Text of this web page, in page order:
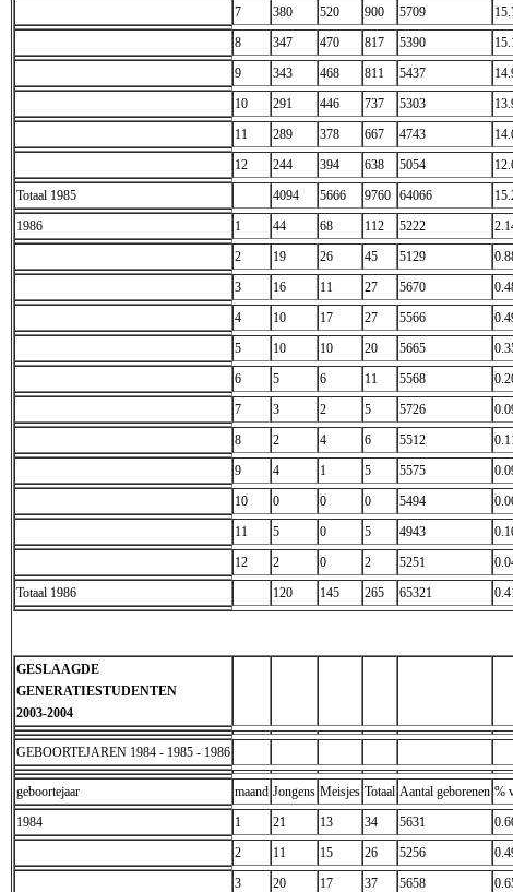
7
380 520 900 5709
8
347 470 817 5390
9
343 468 811 5437
10
291 446 737 5303
11
289 378 667 4743
12
244 394 638 5054
Totaal 1985
4094 5666 9760 64066
1986
1 44 68 112 5222
2
19 26 45 5129
3
16 11 27 5670
4
10 17 27 5566
5
10 10 20 5665
6
5 6 11 5568
7
3 2 5 5726
8
2 4 6 5512
9
4 1 5 5575
10
0 0 0 5494
11
5 0 5 4943
12
2 0 2 5251
Totaal 1986
120 145 265 65321
GESLAAGDE
GENERATIESTUDENTEN
2003-2004
GEBOORTEJAREN 1984 - 1985 - 1986
geboortejaar maand Jongens Meisjes Totaal Aantal geborenen %
1984
1 21 13 34 5631
2
11 15 26 5256
3
20 17 37 5658